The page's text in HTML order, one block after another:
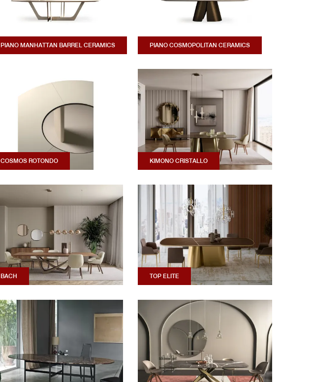
PIANO MANHATTAN BARREL CERAMICS PIANO COSMOPOLITAN CERAMICS
COSMOS ROTONDO KIMONO CRISTALLO
BACH TOP ELITE